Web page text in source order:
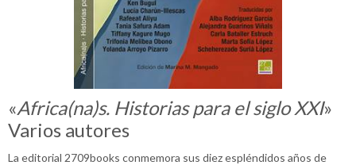
«Africa(na)s. Historias para el siglo XXI»
Varios autores
La editorial 2709books conmemora sus diez espléndidos años de